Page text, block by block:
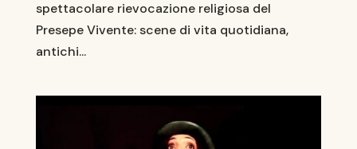
spettacolare rievocazione religiosa del
Presepe Vivente: scene di vita quotidiana,
antichi...